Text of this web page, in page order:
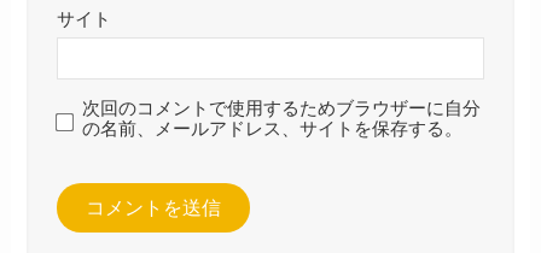
サイト
次回のコメントで使用するためブラウザーに自分
の名前、メールアドレス、サイトを保存する。